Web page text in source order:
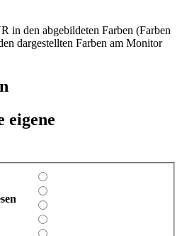
in den abgebildeten Farben (Farben
dargestellten Farben am Monitor
eigene